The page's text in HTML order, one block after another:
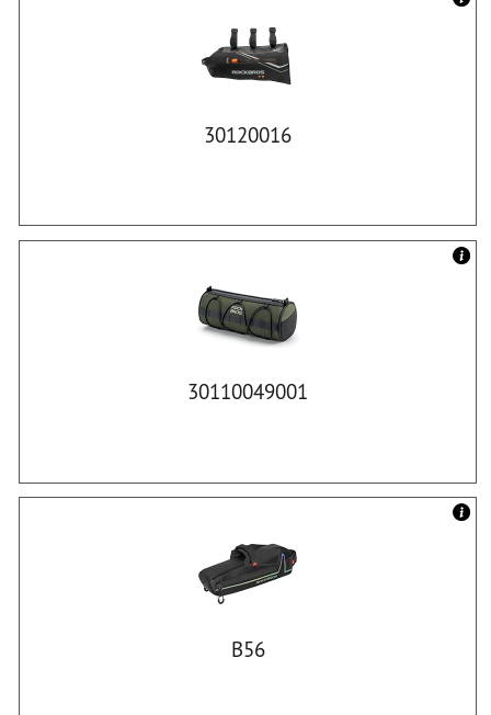
30120016
30110049001
B56